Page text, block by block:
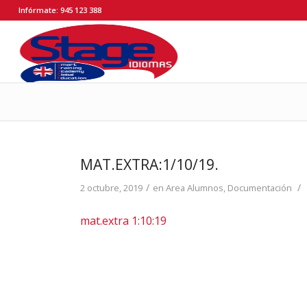
Infórmate: 945 123 388
MAT.EXTRA:1/10/19.
2 octubre, 2019 / enArea Alumnos, Documentación /
mat.extra 1:10:19